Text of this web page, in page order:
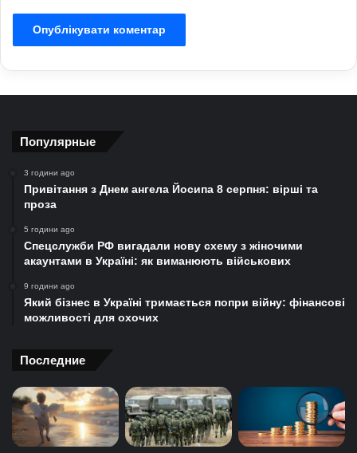
Популярные
3 години ago
Привітання з Днем ангела Йосипа 8 серпня: вірші та
проза
5 години ago
Спецслужби РФ вигадали нову схему з жіночими
акаунтами в Україні: як виманюють військових
9 години ago
Який бізнес в Україні тримається попри війну: фінансові
можливості для охочих
Последние